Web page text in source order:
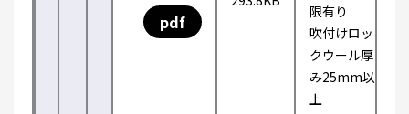
pdf
限有り
吹付けロッ
クウール厚
み25mm以
上